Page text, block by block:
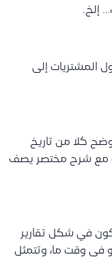
إلخ.
المشتريات إلى
كلا من تاريخ
مع شرح مختصر يصف
تكون في شكل تقارير
في وقت ما، وتتمثل